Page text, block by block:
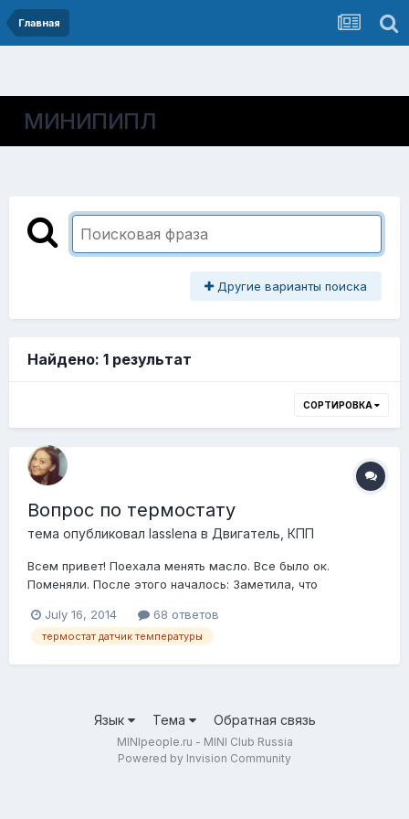
Главная
МИНИПИПЛ
Другие варианты поиска
Найдено: 1 результат
СОРТИРОВКА
Вопрос по термостату
тема опубликовал lasslena в Двигатель, КПП
Всем привет! Поехала менять масло. Все было ок.
Поменяли. После этого началось: Заметила, что
начинает, после выключения работает еще долго.
Открыла капот, а а антифриза нет почти. На дне примерно
July 16, 2014 68 ответов
термостат датчик температуры
Язык Тема Обратная связь
MINIpeople.ru - MINI Club Russia
Powered by Invision Community